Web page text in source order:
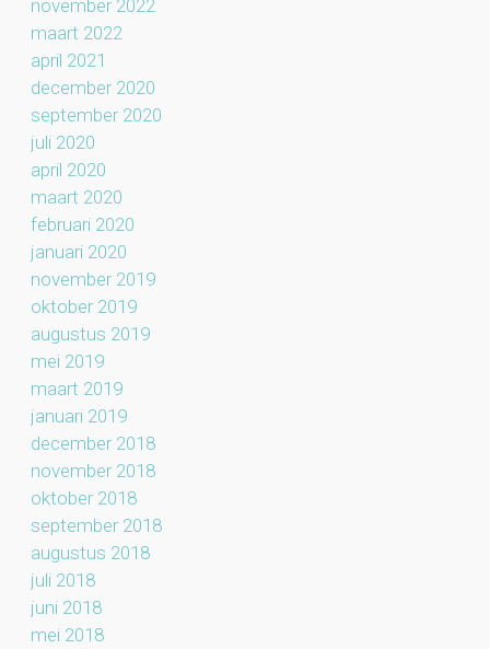
november 2022
maart 2022
april 2021
december 2020
september 2020
juli 2020
april 2020
maart 2020
februari 2020
januari 2020
november 2019
oktober 2019
augustus 2019
mei 2019
maart 2019
januari 2019
december 2018
november 2018
oktober 2018
september 2018
augustus 2018
juli 2018
juni 2018
mei 2018